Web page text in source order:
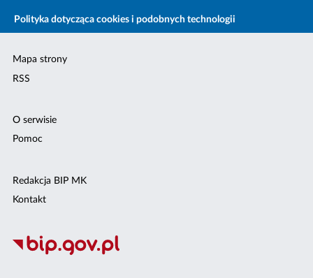
Polityka dotycząca cookies i podobnych technologii
Mapa strony
RSS
O serwisie
Pomoc
Redakcja BIP MK
Kontakt